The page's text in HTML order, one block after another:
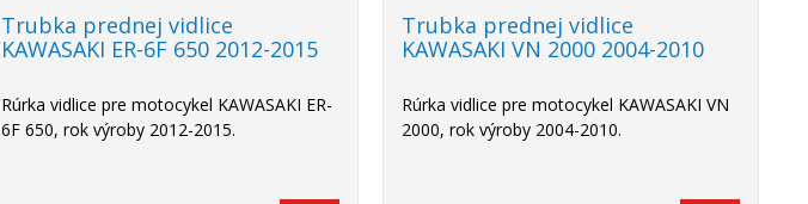
Trubka prednej vidlice
KAWASAKI ER-6F 650 2012-2015
Rúrka vidlice pre motocykel KAWASAKI ER-
6F 650, rok výroby 2012-2015.
Trubka prednej vidlice
KAWASAKI VN 2000 2004-2010
Rúrka vidlice pre motocykel KAWASAKI VN
2000, rok výroby 2004-2010.